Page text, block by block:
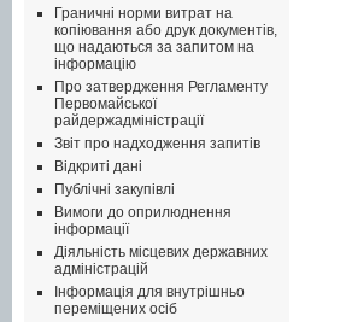
Граничні норми витрат на
копіювання або друк документів,
що надаються за запитом на
інформацію
Про затвердження Регламенту
Первомайської
райдержадміністрації
Звіт про надходження запитів
Відкриті дані
Публічні закупівлі
Вимоги до оприлюднення
інформації
Діяльність місцевих державних
адміністрацій
Інформація для внутрішньо
переміщених осіб